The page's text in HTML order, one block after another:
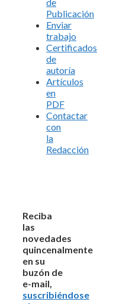
Publicación
Enviar
trabajo
Certificados
de
autoría
Artículos
en
PDF
Contactar
con
la
Redacción
Reciba
las
novedades
quincenalmente
en su
buzón de
e-mail,
suscribiéndose